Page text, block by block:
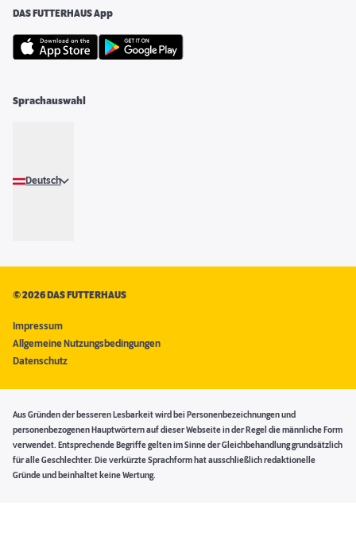
DAS FUTTERHAUS App
Sprachauswahl
Deutsch
©2026 DAS FUTTERHAUS
Impressum
Allgemeine Nutzungsbedingungen
Datenschutz
Aus Gründen der besseren Lesbarkeit wird bei Personenbezeichnungen und
personenbezogenen Hauptwörtern auf dieser Webseite in der Regel die männliche Form
verwendet. Entsprechende Begriffe gelten im Sinne der Gleichbehandlung grundsätzlich
für alle Geschlechter. Die verkürzte Sprachform hat ausschließlich redaktionelle
Gründe und beinhaltet keine Wertung.